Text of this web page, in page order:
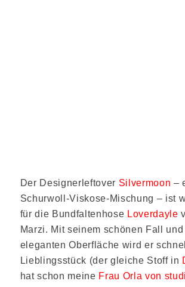
Der Designerleftover Silvermoon –
Schurwoll-Viskose-Mischung – ist
für die Bundfaltenhose Loverdayle
Marzi. Mit seinem schönen Fall
eleganten Oberfläche wird er
Lieblingsstück (der gleiche Stoff in
hat schon meine Frau Orla von